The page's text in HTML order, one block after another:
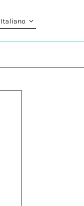
Italiano